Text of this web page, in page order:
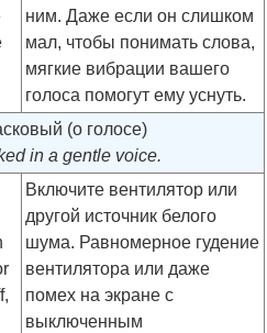
ним. Даже если он слишком
мал, чтобы понимать слова,
мягкие вибрации вашего
голоса помогут ему уснуть.
(о голосе)
in a gentle voice.
Включите вентилятор или
другой источник белого
шума. Равномерное гудение
вентилятора или даже
помех на экране с
выключенным